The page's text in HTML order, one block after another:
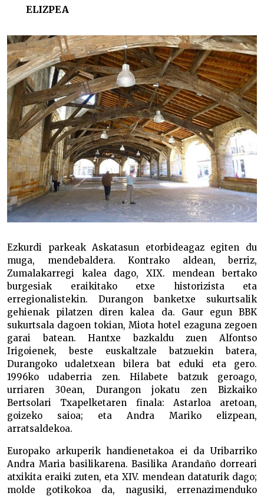
ELIZPEA
Ezkurdi parkeak Askatasun etorbideagaz egiten du
muga, mendebaldera. Kontrako aldean, berriz,
Zumalakarregi kalea dago, XIX. mendean bertako
burgesiak eraikitako etxe historizista eta
erregionalistekin. Durangon banketxe sukurtsalik
gehienak pilatzen diren kalea da. Gaur egun BBK
sukurtsala dagoen tokian, Miota hotel ezaguna zegoen
garai batean. Hantxe bazkaldu zuen Alfontso
Irigoienek, beste euskaltzale batzuekin batera,
Durangoko udaletxean bilera bat eduki eta gero.
1996ko udaberria zen. Hilabete batzuk geroago,
urriaren 30ean, Durangon jokatu zen Bizkaiko
Bertsolari Txapelketaren finala: Astarloa aretoan,
goizeko saioa; eta Andra Mariko elizpean,
arratsaldekoa.
Europako arkuperik handienetakoa ei da Uribarriko
Andra Maria basilikarena. Basilika Arandaño dorreari
atxikita eraiki zuten, eta XIV. mendean dataturik dago;
molde gotikokoa da, nagusiki, errenazimenduko